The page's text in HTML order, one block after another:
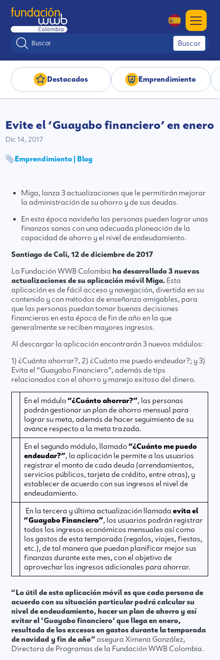
Buscar
Destacados Emprendimiento
Evite el ‘Guayabo financiero’ en enero
Dic 14, 2017
Emprendimiento | Blog
Miga, lanza 3 actualizaciones que le permitirán mejorar
la administración de su ahorro y de sus deudas.
En esta época navideña las personas pueden lograr unas
finanzas sanas con una adecuada planeación de la
capacidad de ahorro y el nivel de endeudamiento.
Santiago de Cali, 12 de diciembre de 2017
La Fundación WWB Colombiaha desarrollado 3 nuevas
actualizaciones de su aplicación móvil Miga. Esta
aplicación es de fácil acceso y navegación, divertida en su
contenido y con métodos de enseñanza amigables, para
que las personas puedan tomar buenas decisiones
financieras en esta época de fin de año en la que
generalmente se reciben mayores ingresos.
Al descargar la aplicación encontrarán 3 nuevos módulos:
1) ¿Cuánto ahorrar?, 2) ¿Cuánto me puedo endeudar?; y 3)
Evita el “Guayabo Financiero”, además de tips
relacionados con el ahorro y manejo exitoso del dinero.
En el módulo“¿Cuánto ahorrar?”, las personas
podrán gestionar un plan de ahorro mensual para
lograr su meta, además de hacer seguimiento de su
avance respecto a la meta trazada.
En el segundo módulo, llamado“¿Cuánto me puedo
endeudar?”, la aplicación le permite a los usuarios
registrar el monto de cada deuda (arrendamientos,
servicios públicos, tarjeta de crédito, entre otras), y
establecer de acuerdo con sus ingresos el nivel de
endeudamiento.
En la tercera y última actualización llamadaevita el
“Guayabo Financiero”, los usuarios podrán registrar
todos los ingresos económicos mensuales así como
los gastos de esta temporada (regalos, viajes, fiestas,
etc.), de tal manera que puedan planificar mejor sus
finanzas durante este mes, con el objetivo de
aprovechar los ingresos adicionales para ahorrar.
“Lo útil de esta aplicación móvil es que cada persona de
acuerdo con su situación particular podrá calcular su
nivel de endeudamiento, hacer un plan de ahorro y así
evitar el ‘Guayabo financiero’ que llega en enero,
resultado de los excesos en gastos durante la temporada
de navidad y fin de año”asegura Ximena González,
Directora de Programas de la Fundación WWB Colombia.